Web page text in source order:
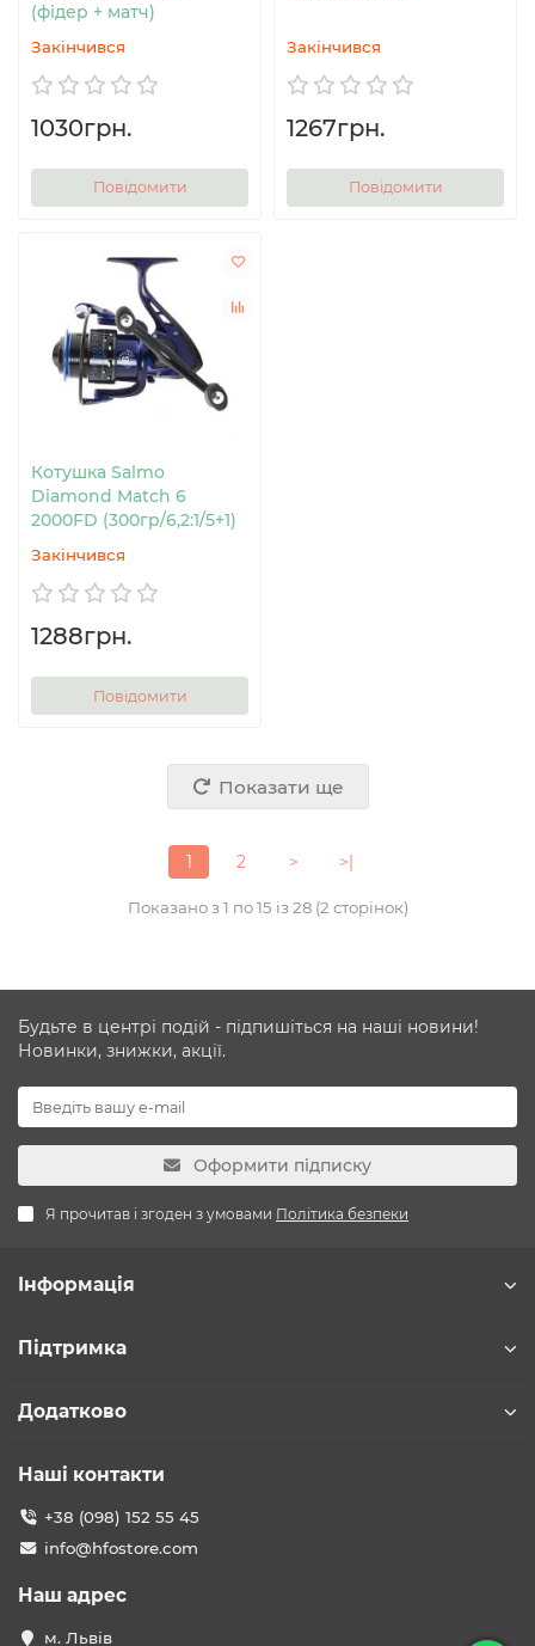
(фідер + матч)
Закінчився
1030грн.
Повідомити
Закінчився
1267грн.
Повідомити
Котушка Salmo
Diamond Match 6
2000FD (300гр/6,2:1/5+1)
Закінчився
1288грн.
Повідомити
Показати ще
1 2 > >|
Показано з 1 по 15 із 28 (2 сторінок)
Будьте в центрі подій - підпишіться на наші новини!
Новинки, знижки, акції.
Оформити підписку
Я прочитав і згоден з умовами Політика безпеки
Інформація
Підтримка
Додатково
Наші контакти
+38 (098) 152 55 45
info@hfostore.com
Наш адрес
м. Львів